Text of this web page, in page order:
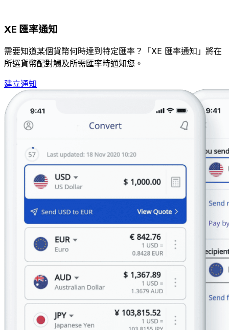
XE 匯率通知
需要知道某個貨幣何時達到特定匯率？「XE 匯率通知」將在
所選貨幣配對觸及所需匯率時通知您。
建立通知